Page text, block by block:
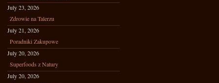
July 23, 2026
Zdrowie na Talerzu
July 21, 2026
Poradniki Zakupowe
July 20, 2026
Superfoods z Natury
July 20, 2026